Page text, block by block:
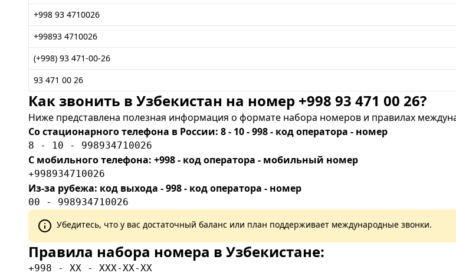
+998 93 4710026
+99893 4710026
(+998) 93 471-00-26
93 471 00 26
Как звонить в Узбекистан на номер +998 93 471 00 26?
Ниже представлена полезная информация о формате набора номеров и правилах
Со стационарного телефона в России: 8 - 10 - 998 - код оператора - номер
8 - 10 - 998934710026
С мобильного телефона: +998 - код оператора - мобильный номер
+998934710026
Из-за рубежа: код выхода - 998 - код оператора - номер
00 - 998934710026
Убедитесь, что у вас достаточный баланс или план поддерживает международные звонки.
Правила набора номера в Узбекистане:
+998 - XX - XXX-XX-XX